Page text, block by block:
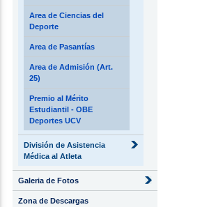
Area de Ciencias del
Deporte
Area de Pasantías
Area de Admisión (Art.
25)
Premio al Mérito
Estudiantil - OBE
Deportes UCV
División de Asistencia
Médica al Atleta
Galeria de Fotos
Zona de Descargas